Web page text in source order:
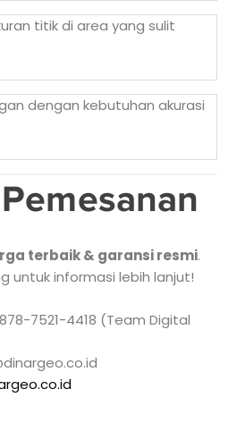
titik di area yang sulit
dengan kebutuhan akurasi
terbaik & garansi resmi.
untuk informasi lebih lanjut!
7521-4418 (Team Digital